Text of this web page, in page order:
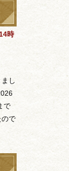
時
し
で
ので